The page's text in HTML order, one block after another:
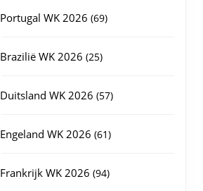
Portugal WK 2026 6969
Brazilië WK 2026 2525
Duitsland WK 2026 5757
Engeland WK 2026 6161
Frankrijk WK 2026 9494